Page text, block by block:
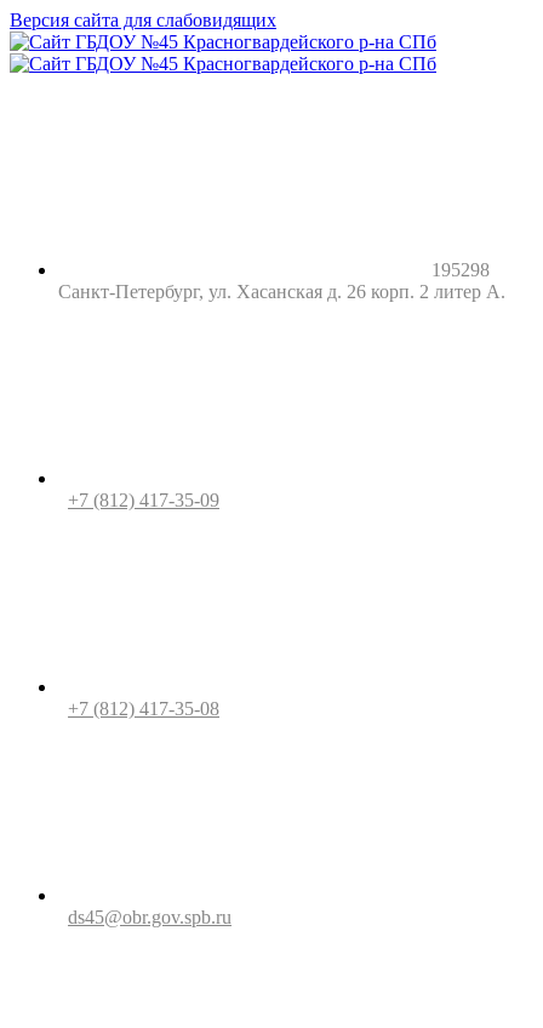
Версия сайта для слабовидящих
195298
Санкт-Петербург, ул. Хасанская д. 26 корп. 2 литер А.
+7 (812) 417-35-09
+7 (812) 417-35-08
ds45@obr.gov.spb.ru